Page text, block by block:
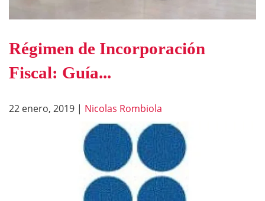
Régimen de Incorporación
Fiscal: Guía...
22 enero, 2019 | Nicolas Rombiola